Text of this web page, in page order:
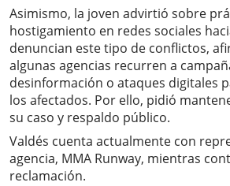
Asimismo, la joven advirtió sobre
hostigamiento en redes sociales
denuncian este tipo de conflictos,
algunas agencias recurren a
desinformación o ataques digitales
los afectados. Por ello, pidió
su caso y respaldo público.
Valdés cuenta actualmente con
agencia, MMA Runway, mientras
reclamación.